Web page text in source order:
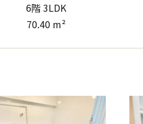
6階 3LDK
70.40 m²